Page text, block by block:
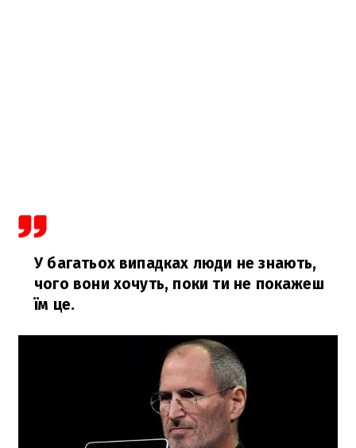
У багатьох випадках люди не знають,
чого вони хочуть, поки ти не покажеш
їм це.